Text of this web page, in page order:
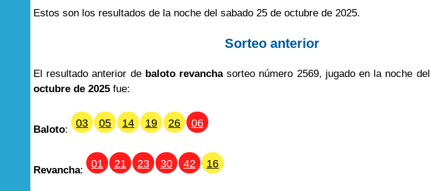
Estos son los resultados de la noche del sabado 25 de octubre de 2025.
Sorteo anterior
El resultado anterior de baloto revanchasorteo número 2569, jugado en la noche del
octubre de 2025 fue:
Baloto:
03 05 14 19 26 06
Revancha:
01 21 23 30 42 16